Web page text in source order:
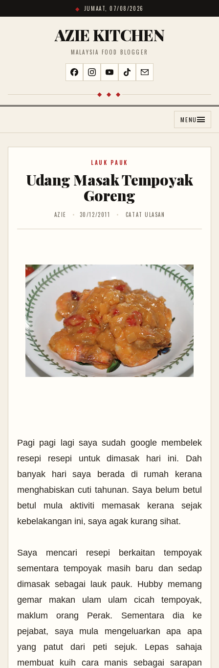
JUMAAT, 07/08/2026
AZIE KITCHEN
MALAYSIA FOOD BLOGGER
◆ ◆ ◆
MENU
LAUK PAUK
Udang Masak Tempoyak
Goreng
AZIE 30/12/2011 CATAT ULASAN
Pagi pagi lagi saya sudah google membelek
resepi resepi untuk dimasak hari ini. Dah
banyak hari saya berada di rumah kerana
menghabiskan cuti tahunan. Saya belum betul
betul mula aktiviti memasak kerana sejak
kebelakangan ini, saya agak kurang sihat.
Saya mencari resepi berkaitan tempoyak
sementara tempoyak masih baru dan sedap
dimasak sebagai lauk pauk. Hubby memang
gemar makan ulam ulam cicah tempoyak,
maklum orang Perak. Sementara dia ke
pejabat, saya mula mengeluarkan apa apa
yang patut dari peti sejuk. Lepas sahaja
membuat kuih cara manis sebagai sarapan